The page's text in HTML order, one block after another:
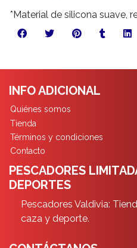
*Material de silicona suave,
INFO ADICIONAL
Quiénes somos
Tienda
Términos y condiciones
Contacto
PESCADORES
DEPORTES
Pescadores Valdivia:
caza y deporte.